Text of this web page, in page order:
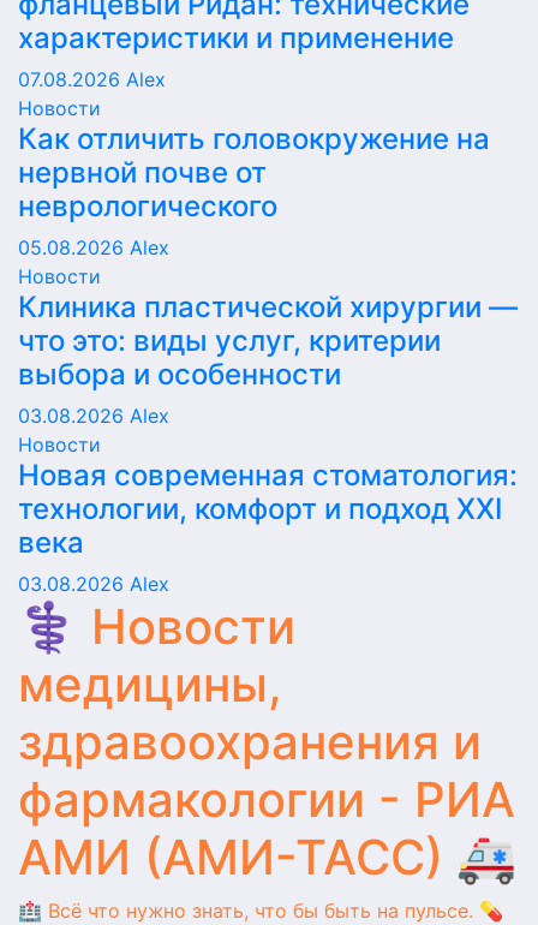
характеристики и применение
07.08.2026 Alex
Новости
Как отличить головокружение на
нервной почве от
неврологического
05.08.2026 Alex
Новости
Клиника пластической хирургии —
что это: виды услуг, критерии
выбора и особенности
03.08.2026 Alex
Новости
Новая современная стоматология:
технологии, комфорт и подход XXI
века
03.08.2026 Alex
⚕️ Новости
медицины,
здравоохранения и
фармакологии - РИА
АМИ (АМИ-ТАСС) 🚑
🏥 Всё что нужно знать, что бы быть на пульсе. 💊